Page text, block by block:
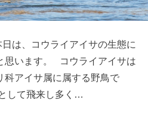
は、コウライアイサの生態に
思います。 コウライアイサは
科アイサ属に属する野鳥で
して飛来し多く…